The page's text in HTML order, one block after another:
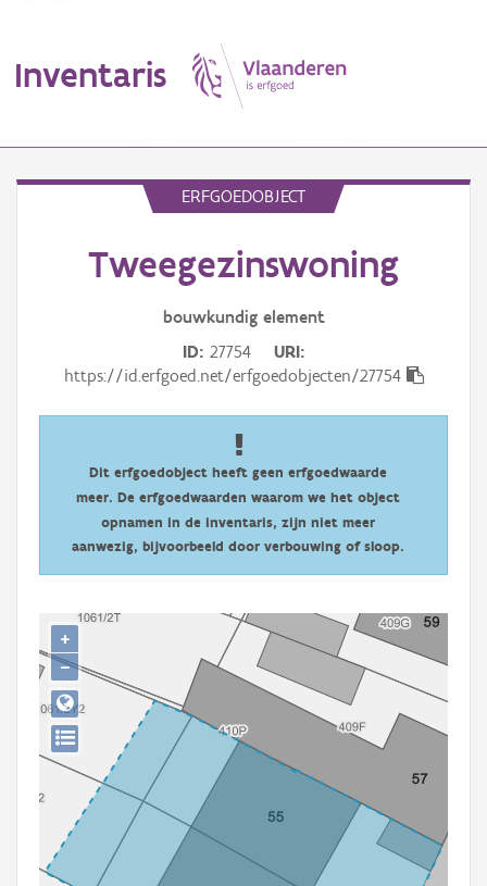
Inventaris
Persoon of collectief
Downloads
Aanmelden
ERFGOEDOBJECT
Tweegezinswoning
bouwkundig element
ID 27754
URI
https://id.erfgoed.net/erfgoedobjecten/27754
Dit erfgoedobject heeft geen erfgoedwaarde
meer. De erfgoedwaarden waarom we het object
opnamen in de inventaris, zijn niet meer
aanwezig, bijvoorbeeld door verbouwing of sloop.
+
−